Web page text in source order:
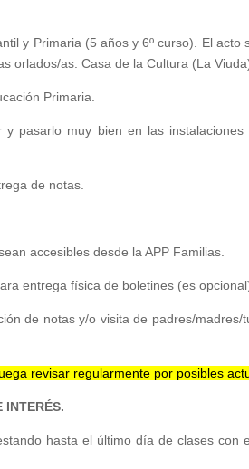
y Primaria (5 años y 6º curso). El acto
orlados/as. Casa de la Cultura (La
Primaria.
y pasarlo muy bien en las instalaciones
de notas.
accesibles desde la APP Familias.
entrega física de boletines (es
de notas y/o visita de padres/madres/
revisar regularmente por posibles
INTERÉS.
hasta el último día de clases con